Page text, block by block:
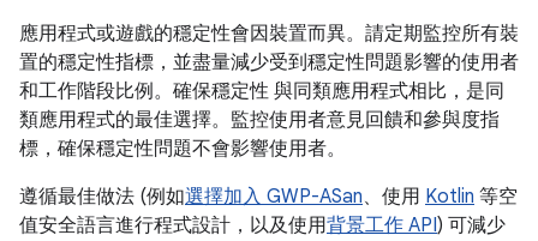
應用程式或遊戲的穩定性會因裝置而異。請定期監控所有裝
置的穩定性指標，並盡量減少受到穩定性問題影響的使用者
和工作階段比例。確保穩定性 與同類應用程式相比，是同
類應用程式的最佳選擇。監控使用者意見回饋和參與度指
標，確保穩定性問題不會影響使用者。
遵循最佳做法 (例如選擇加入 GWP-ASan、使用 Kotlin 等空
值安全語言進行程式設計，以及使用背景工作 API) 可減少